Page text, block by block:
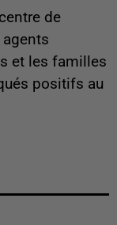
de
et les familles
positifs au